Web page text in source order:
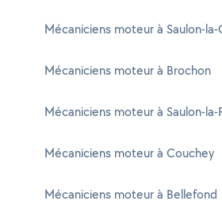
Mécaniciens moteur à Saulon-la-
Mécaniciens moteur à Brochon
Mécaniciens moteur à Saulon-la-
Mécaniciens moteur à Couchey
Mécaniciens moteur à Bellefond